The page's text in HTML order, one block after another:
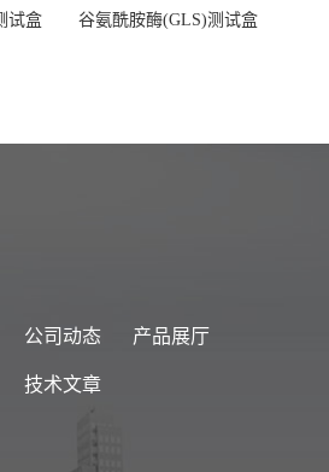
试盒 谷氨酰胺酶(GLS)测试盒
公司动态 产品展厅
技术文章